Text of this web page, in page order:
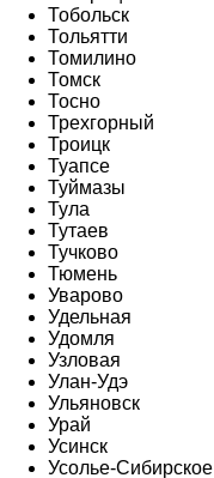
Тобольск
Тольятти
Томилино
Томск
Тосно
Трехгорный
Троицк
Туапсе
Туймазы
Тула
Тутаев
Тучково
Тюмень
Уварово
Удельная
Удомля
Узловая
Улан-Удэ
Ульяновск
Урай
Усинск
Усолье-Сибирское